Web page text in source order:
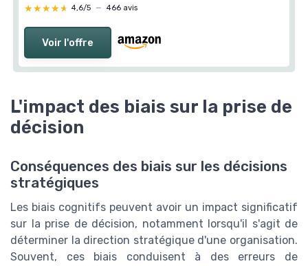
★★★★★
★★★★★ 4,6/5 — 466 avis
Voir l'offre
L'impact des biais sur la prise de
décision
Conséquences des biais sur les décisions
stratégiques
Les biais cognitifs peuvent avoir un impact significatif
sur la prise de décision, notamment lorsqu'il s'agit de
déterminer la direction stratégique d'une organisation.
Souvent, ces biais conduisent à des erreurs de